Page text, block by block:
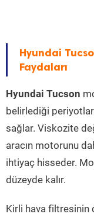
Hyundai
Faydaları
Hyundai Tucson
belirlediği
sağlar. Viskozite
aracın motorunu
ihtiyaç hisseder.
düzeyde kalır.
Kirli hava filtresinin